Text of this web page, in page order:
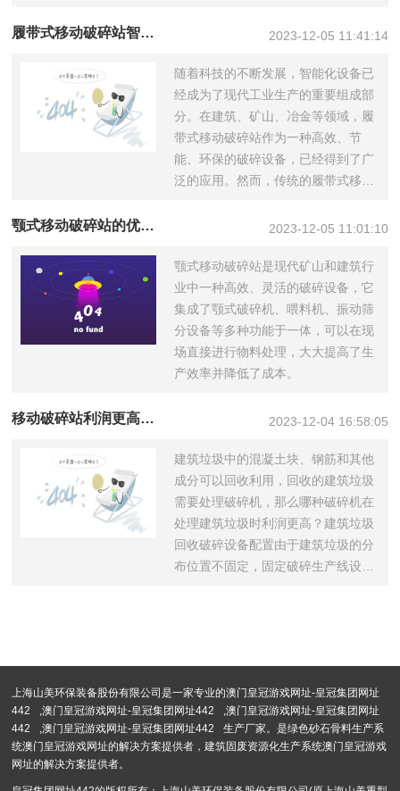
履带式移动破碎站智能化操作方便 2023-12-05 11:41:14
随着科技的不断发展，智能化设备已
经成为了现代工业生产的重要组成部
分。在建筑、矿山、冶金等领域，履
带式移动破碎站作为一种高效、节
能、环保的破碎设备，已经得到了广
泛的应用。然而，传统的履带式移动
颚式移动破碎站的优势有哪些 2023-12-05 11:01:10
颚式移动破碎站是现代矿山和建筑行
业中一种高效、灵活的破碎设备，它
集成了颚式破碎机、喂料机、振动筛
分设备等多种功能于一体，可以在现
场直接进行物料处理，大大提高了生
产效率并降低了成本。
移动破碎站利润更高的原因 2023-12-04 16:58:05
建筑垃圾中的混凝土块、钢筋和其他
成分可以回收利用，回收的建筑垃圾
需要处理破碎机，那么哪种破碎机在
处理建筑垃圾时利润更高？建筑垃圾
回收破碎设备配置由于建筑垃圾的分
布位置不固定，固定破碎生产线设备
上海山美环保装备股份有限公司是一家专业的澳门皇冠游戏网址-皇冠集团网址
442
,澳门皇冠游戏网址-皇冠集团网址442 ,澳门皇冠游戏网址-皇冠集团网址
442
,澳门皇冠游戏网址-皇冠集团网址442
生产厂家。是绿色砂石骨料生产系
统澳门皇冠游戏网址的解决方案提供者，建筑固废资源化生产系统澳门皇冠游戏
网址的解决方案提供者。